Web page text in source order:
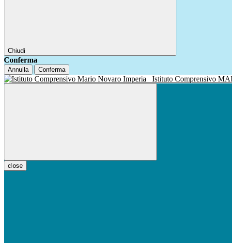
Chiudi
Conferma
Annulla Conferma
Istituto Comprensivo
close